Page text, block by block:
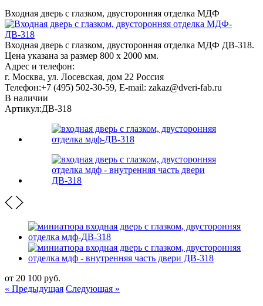
Входная дверь с глазком, двусторонняя отделка МДФ
Входная дверь с глазком, двусторонняя отделка МДФ ДВ-318.
Цена указана за размер 800 х 2000 мм.
Адрес и телефон:
г. Москва, ул. Лосевская, дом 22 Россия
Телефон:+7 (495) 502-30-59, E-mail: zakaz@dveri-fab.ru
В наличии
Артикул:ДВ-318
от 20 100 руб.
« Предыдущая Следующая »